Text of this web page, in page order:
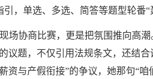
引，单选、多选、简答等题型轮番
场协商比赛，更是把氛围推向高
议题，不仅引用法规条文，还结
资与产假衔接”的争议，她那句“